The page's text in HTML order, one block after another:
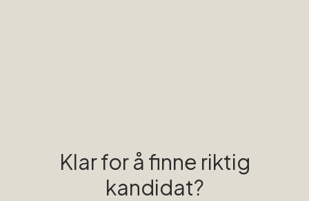
Klar for å finne riktig
kandidat?